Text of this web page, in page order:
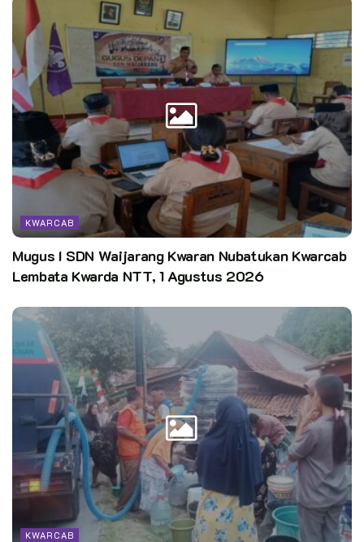
Kata Kunci: pramuka cegah corona
pramuka cegah covid19
pramuka lawan corona
pramuka lawan covid19
KWARCAB
Mugus I SDN Waijarang Kwaran Nubatukan Kwarcab
Lembata Kwarda NTT, 1 Agustus 2026
KWARCAB